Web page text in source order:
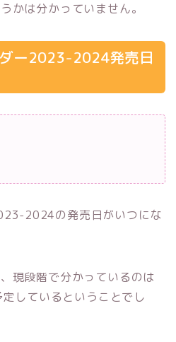
かは分かっていません。
ー2023-2024発売日
2024の発売日がいつにな
現段階で分かっているのは
定しているということでし